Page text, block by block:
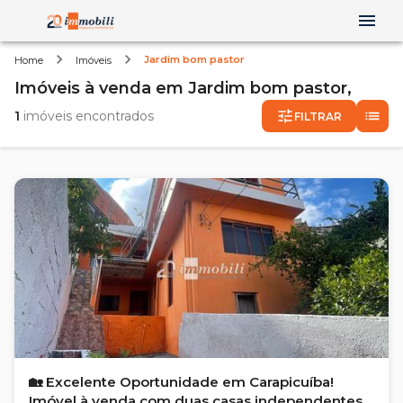
Home Imóveis Jardim bom pastor
Imóveis à venda em Jardim bom pastor,
1 imóveis encontrados FILTRAR
🏡 Excelente Oportunidade em Carapicuíba!